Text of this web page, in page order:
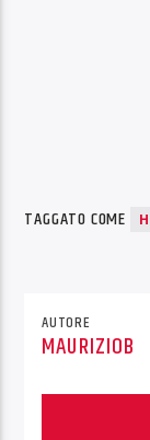
TAGGATO COME
AUTORE
MAURIZIOB